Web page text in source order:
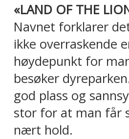
«LAND OF THE
Navnet forklarer
ikke overraskende
høydepunkt for
besøker
god plass og
stor for at man får
nært hold.